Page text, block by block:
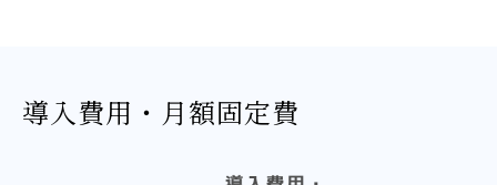
導入費用・月額固定費